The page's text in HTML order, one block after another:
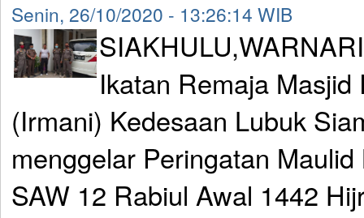
Senin, 26/10/2020 - 13:26:14 WIB
Ikatan Remaja
(Irmani) Kedesaan Lubuk
menggelar Peringatan
SAW 12 Rabiul Awal 1442